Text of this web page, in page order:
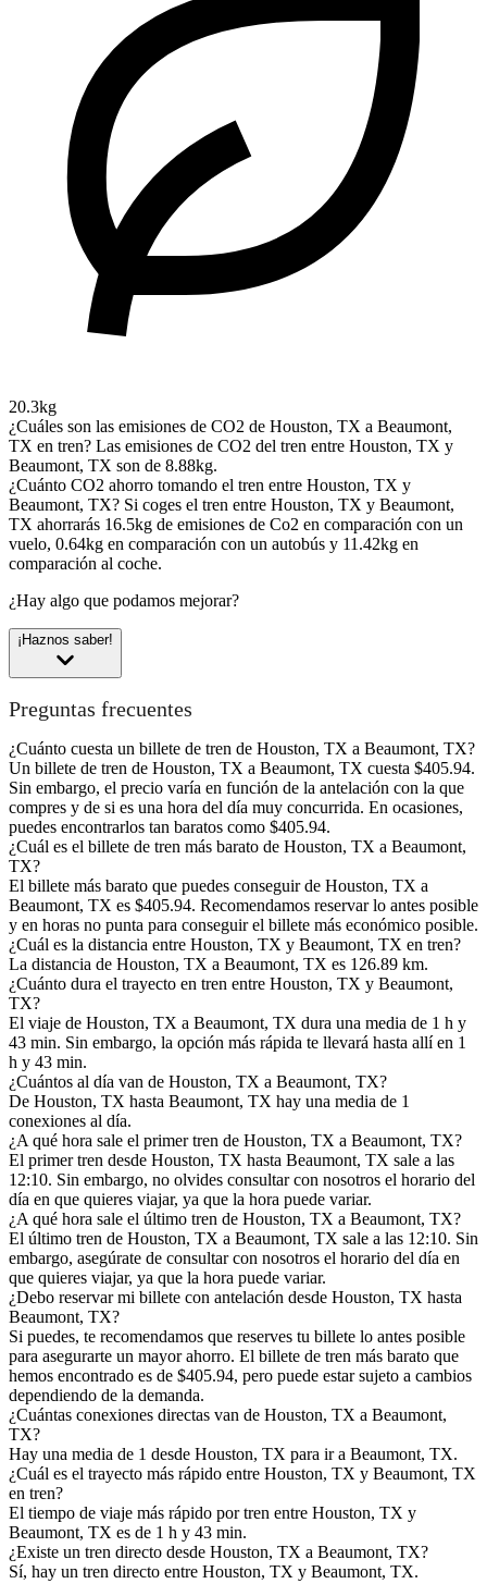
20.3kg
¿Cuáles son las emisiones de CO2 de Houston, TX a Beaumont,
TX en tren? Las emisiones de CO2 del tren entre Houston, TX y
Beaumont, TX son de 8.88kg.
¿Cuánto CO2 ahorro tomando el tren entre Houston, TX y
Beaumont, TX? Si coges el tren entre Houston, TX y Beaumont,
TX ahorrarás 16.5kg de emisiones de Co2 en comparación con un
vuelo, 0.64kg en comparación con un autobús y 11.42kg en
comparación al coche.
¿Hay algo que podamos mejorar?
¡Haznos saber!
Preguntas frecuentes
¿Cuánto cuesta un billete de tren de Houston, TX a Beaumont, TX?
Un billete de tren de Houston, TX a Beaumont, TX cuesta $405.94.
Sin embargo, el precio varía en función de la antelación con la que
compres y de si es una hora del día muy concurrida. En ocasiones,
puedes encontrarlos tan baratos como $405.94.
¿Cuál es el billete de tren más barato de Houston, TX a Beaumont,
TX?
El billete más barato que puedes conseguir de Houston, TX a
Beaumont, TX es $405.94. Recomendamos reservar lo antes posible
y en horas no punta para conseguir el billete más económico posible.
¿Cuál es la distancia entre Houston, TX y Beaumont, TX en tren?
La distancia de Houston, TX a Beaumont, TX es 126.89 km.
¿Cuánto dura el trayecto en tren entre Houston, TX y Beaumont,
TX?
El viaje de Houston, TX a Beaumont, TX dura una media de 1 h y
43 min. Sin embargo, la opción más rápida te llevará hasta allí en 1
h y 43 min.
¿Cuántos al día van de Houston, TX a Beaumont, TX?
De Houston, TX hasta Beaumont, TX hay una media de 1
conexiones al día.
¿A qué hora sale el primer tren de Houston, TX a Beaumont, TX?
El primer tren desde Houston, TX hasta Beaumont, TX sale a las
12:10. Sin embargo, no olvides consultar con nosotros el horario del
día en que quieres viajar, ya que la hora puede variar.
¿A qué hora sale el último tren de Houston, TX a Beaumont, TX?
El último tren de Houston, TX a Beaumont, TX sale a las 12:10. Sin
embargo, asegúrate de consultar con nosotros el horario del día en
que quieres viajar, ya que la hora puede variar.
¿Debo reservar mi billete con antelación desde Houston, TX hasta
Beaumont, TX?
Si puedes, te recomendamos que reserves tu billete lo antes posible
para asegurarte un mayor ahorro. El billete de tren más barato que
hemos encontrado es de $405.94, pero puede estar sujeto a cambios
dependiendo de la demanda.
¿Cuántas conexiones directas van de Houston, TX a Beaumont,
TX?
Hay una media de 1 desde Houston, TX para ir a Beaumont, TX.
¿Cuál es el trayecto más rápido entre Houston, TX y Beaumont, TX
en tren?
El tiempo de viaje más rápido por tren entre Houston, TX y
Beaumont, TX es de 1 h y 43 min.
¿Existe un tren directo desde Houston, TX a Beaumont, TX?
Sí, hay un tren directo entre Houston, TX y Beaumont, TX.